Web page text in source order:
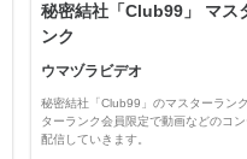
秘密結社「Club99」 マス
ンク
ウマヅラビデオ
秘密結社「Club99」のマスターラン
ターランク会員限定で動画などのコ
配信していきます。